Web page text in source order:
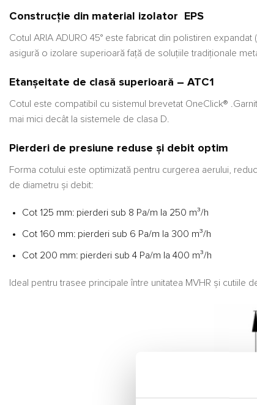
Construcție din material izolator EPS
Cotul ARIA ADURO 45° este fabricat din polistiren
asigură o izolare superioară față de soluțiile tradiționale
Etanșeitate de clasă superioară – ATC1
Cotul este compatibil cu sistemul brevetat OneClick®
mai mici decât la sistemele de clasa D.
Pierderi de presiune reduse și debit optim
Forma cotului este optimizată pentru curgerea aerului,
de diametru și debit:
Cot 125 mm: pierderi sub 8 Pa/m la 250 m³/h
Cot 160 mm: pierderi sub 6 Pa/m la 300 m³/h
Cot 200 mm: pierderi sub 4 Pa/m la 400 m³/h
Ideal pentru trasee principale între unitatea MVHR și cutiile